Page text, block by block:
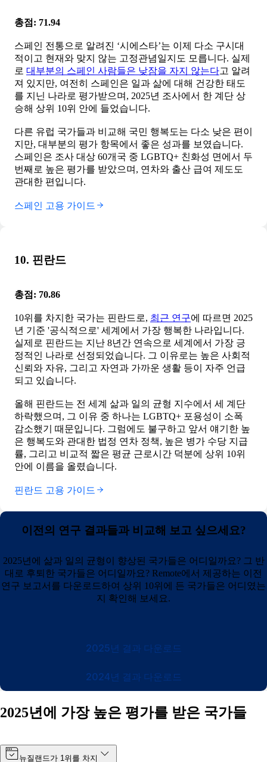
총점: 71.94
스페인 전통으로 알려진 ‘시에스타’는 이제 다소 구시대
적이고 현재와 맞지 않는 고정관념일지도 모릅니다. 실제
로 대부분의 스페인 사람들은 낮잠을 자지 않는다고 알려
져 있지만, 여전히 스페인은 일과 삶에 대해 건강한 태도
를 지닌 나라로 평가받으며, 2025년 조사에서 한 계단 상
승해 상위 10위 안에 들었습니다.
다른 유럽 국가들과 비교해 국민 행복도는 다소 낮은 편이
지만, 대부분의 평가 항목에서 좋은 성과를 보였습니다.
스페인은 조사 대상 60개국 중 LGBTQ+ 친화성 면에서 두
번째로 높은 평가를 받았으며, 연차와 출산 급여 제도도
관대한 편입니다.
스페인 고용 가이드
10. 핀란드
총점: 70.86
10위를 차지한 국가는 핀란드로, 최근 연구에 따르면 2025
년 기준 '공식적으로' 세계에서 가장 행복한 나라입니다.
실제로 핀란드는 지난 8년간 연속으로 세계에서 가장 긍
정적인 나라로 선정되었습니다. 그 이유로는 높은 사회적
신뢰와 자유, 그리고 자연과 가까운 생활 등이 자주 언급
되고 있습니다.
올해 핀란드는 전 세계 삶과 일의 균형 지수에서 세 계단
하락했으며, 그 이유 중 하나는 LGBTQ+ 포용성이 소폭
감소했기 때문입니다. 그럼에도 불구하고 앞서 얘기한 높
은 행복도와 관대한 법정 연차 정책, 높은 병가 수당 지급
률, 그리고 비교적 짧은 평균 근로시간 덕분에 상위 10위
안에 이름을 올렸습니다.
핀란드 고용 가이드
이전의 연구 결과들과 비교해 보고 싶으세요?
2025년에 삶과 일의 균형이 향상된 국가들은 어디일까요? 그 반
대로 후퇴한 국가들은 어디일까요? Remote에서 제공하는 이전
연구 보고서를 다운로드하여 상위 10위에 든 국가들은 어디였는
지 확인해 보세요.
2025년 결과 다운로드
2024년 결과 다운로드
2025년에 가장 높은 평가를 받은 국가들
뉴질랜드가 1위를 차지